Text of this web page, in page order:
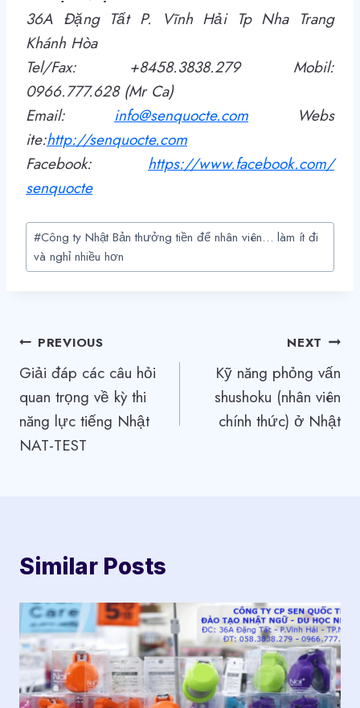
36A Đặng Tất P. Vĩnh Hải Tp Nha Trang
Khánh Hòa
Tel/Fax: +8458.3838.279 Mobil:
0966.777.628 (Mr Ca)
Email: info@senquocte.com
Webs
ite:http://senquocte.com
Facebook:
https://www.facebook.com/
senquocte
Post
Tags:
#Công ty Nhật Bản thưởng tiền để nhân viên… làm ít đi
và nghỉ nhiều hơn
Điều
hướng
bài
viết
PREVIOUS
Giải đáp các câu hỏi
quan trọng về kỳ thi
năng lực tiếng Nhật
NAT-TEST
NEXT
Kỹ năng phỏng vấn
shushoku (nhân viên
chính thức) ở Nhật
Similar Posts